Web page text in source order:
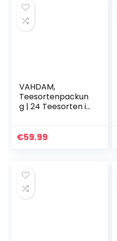
VAHDAM,
Teesortenpackun
g | 24 Teesorten in
100% natürliche
€59.99